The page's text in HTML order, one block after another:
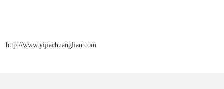
http://www.yijiachuanglian.com